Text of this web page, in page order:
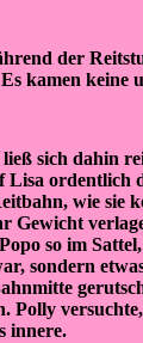
der
kamen keine
sich dahin
Lisa ordentlich
wie sie
Gewicht
so im
sondern
Polly
innere.